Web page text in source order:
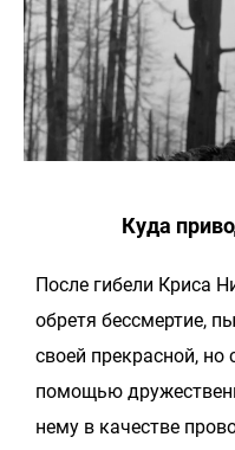
Куда
После гибели Криса
обретя бессмертие,
своей прекрасной,
помощью
нему в качестве